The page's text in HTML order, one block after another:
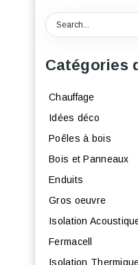
Catégories
Chauffage
Idées déco
Poêles à bois
Bois et Panneaux
Enduits
Gros oeuvre
Isolation
Fermacell
Isolation